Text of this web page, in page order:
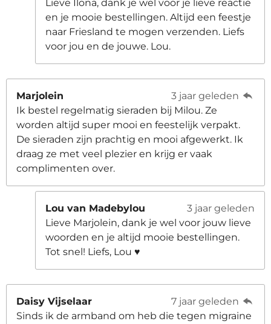
Lieve Ilona, dank je wel voor je lieve reactie
en je mooie bestellingen. Altijd een feestje
naar Friesland te mogen verzenden. Liefs
voor jou en de jouwe. Lou.
Marjolein
3 jaar geleden
Ik bestel regelmatig sieraden bij Milou. Ze
worden altijd super mooi en feestelijk verpakt.
De sieraden zijn prachtig en mooi afgewerkt. Ik
draag ze met veel plezier en krijg er vaak
complimenten over.
Lou van Madebylou
3 jaar geleden
Lieve Marjolein, dank je wel voor jouw lieve
woorden en je altijd mooie bestellingen.
Tot snel! Liefs, Lou ♥️
Daisy Vijselaar
7 jaar geleden
Sinds ik de armband om heb die tegen migraine